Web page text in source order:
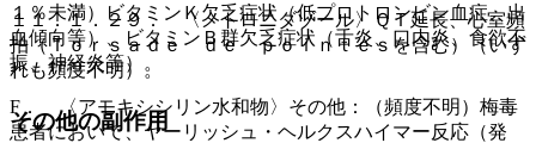
１％未満）ビタミンＫ欠乏症状（低プロトロンビン血症、出
血傾向等）、ビタミンＢ群欠乏症状（舌炎、口内炎、食欲不
振、神経炎等）。
F． 〈アモキシシリン水和物〉その他：（頻度不明）梅毒
患者において、ヤーリッシュ・ヘルクスハイマー反応（発
１１．１．２９． 〈メトロニダゾール〉ＱＴ延長、心室頻
拍（Ｔｏｒｓａｄｅ ｄｅ ｐｏｉｎｔｅｓを含む）（いず
れも頻度不明）。
その他の副作用